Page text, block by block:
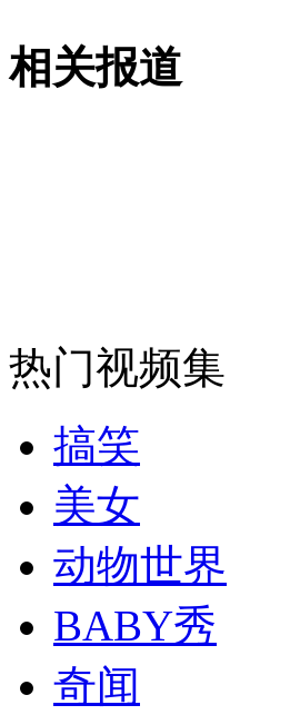
外交部：反对强权政治霸凌主
消防员救轻生者
纽约上演“枕头大战”
司机酒驾遇交警 急速倒车逃窜
相关报道
热门视频集
搞笑
美女
动物世界
BABY秀
奇闻